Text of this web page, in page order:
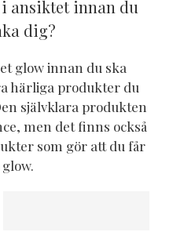
ansiktet innan du
dig?
glow innan du ska
härliga produkter du
självklara produkten
men det finns också
som gör att du får